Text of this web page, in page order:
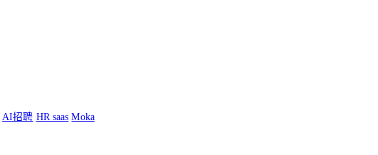
AI招聘 HR saas Moka